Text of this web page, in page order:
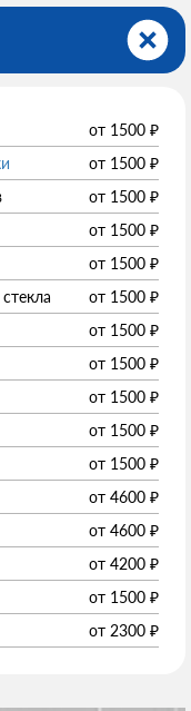
от 1500 ₽
от 1500 ₽
от 1500 ₽
от 1500 ₽
от 1500 ₽
от 1500 ₽
от 1500 ₽
от 1500 ₽
от 1500 ₽
от 1500 ₽
от 1500 ₽
от 4600 ₽
от 4600 ₽
от 4200 ₽
от 1500 ₽
от 2300 ₽